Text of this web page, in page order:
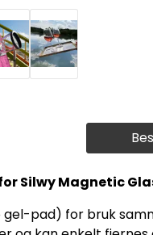
Silwy Magnetic
pad) for bruk